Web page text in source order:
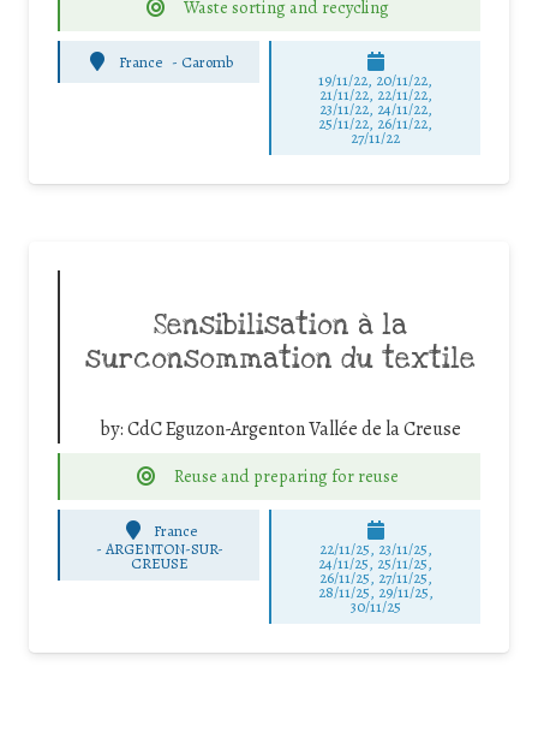
Waste sorting and recycling
France - Caromb
19/11/22, 20/11/22,
21/11/22, 22/11/22,
23/11/22, 24/11/22,
25/11/22, 26/11/22,
27/11/22
Sensibilisation à la
surconsommation du textile
by:CdC Eguzon-Argenton Vallée de la Creuse
Reuse and preparing for reuse
France
- ARGENTON-SUR-
CREUSE
22/11/25, 23/11/25,
24/11/25, 25/11/25,
26/11/25, 27/11/25,
28/11/25, 29/11/25,
30/11/25